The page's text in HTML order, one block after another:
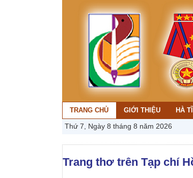
TRANG CHỦ GIỚI THIỆU HÀ
Thứ 7, Ngày 8 tháng 8 năm 2026
Trang thơ trên Tạp chí